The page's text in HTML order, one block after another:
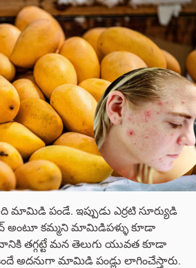
మామిడి పండే. ఇప్పుడు ఎర్రటి సూర్యుడి
అంటూ కమ్మని మామిడిపళ్ళు కూడా
తగ్గట్టే మన తెలుగు యువత కూడా
అదనుగా మామిడి పండ్లు లాగించేస్తారు.